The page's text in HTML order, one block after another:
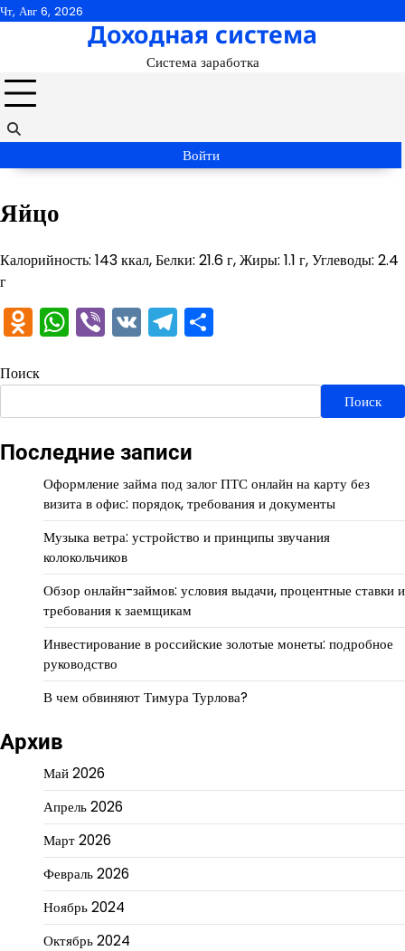
Перейти
Чт, Авг 6, 2026
Доходная система
Система заработка
Войти
Яйцо
Калорийность: 143 ккал, Белки: 21.6 г, Жиры: 1.1 г, Углеводы: 2.4
г
Odnoklassniki
WhatsApp
Viber
VKTelegram
Поиск
Поиск
Последние записи
Оформление займа под залог ПТС онлайн на карту без
визита в офис: порядок, требования и документы
Музыка ветра: устройство и принципы звучания
колокольчиков
Обзор онлайн-займов: условия выдачи, процентные ставки и
требования к заемщикам
Инвестирование в российские золотые монеты: подробное
руководство
В чем обвиняют Тимура Турлова?
Архив
Май 2026
Апрель 2026
Март 2026
Февраль 2026
Ноябрь 2024
Октябрь 2024